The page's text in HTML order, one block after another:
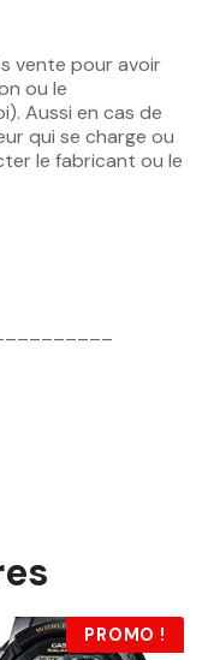
vente pour avoir
ou le
Aussi en cas de
qui se charge ou
le fabricant ou le
PROMO !